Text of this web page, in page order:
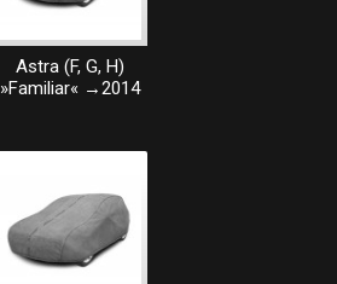
Astra (F, G, H)
»Familiar« →2014